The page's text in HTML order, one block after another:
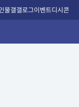
물갤갤로그이벤트디시콘